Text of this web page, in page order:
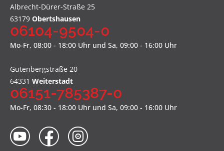
Albrecht-Dürer-Straße 25
63179 Obertshausen
06104-9504-0
Mo-Fr, 08:00 - 18:00 Uhr und Sa, 09:00 - 16:00 Uhr
Gutenbergstraße 20
64331 Weiterstadt
06151-785387-0
Mo-Fr, 08:30 - 18:00 Uhr und Sa, 09:00 - 16:00 Uhr